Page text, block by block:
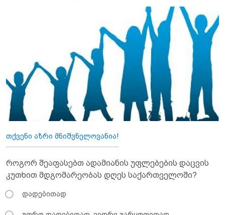
თქვენი აზრი მნიშვნელოვანია!
როგორ შეაფასებთ ადამიანის უფლებების დაცვის
კუთხით მდგომარეობას დღეს საქართველოში?
დადებითად